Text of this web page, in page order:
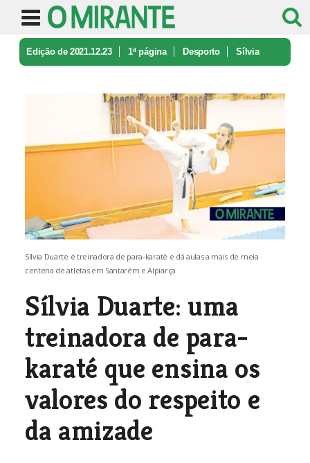
Edição de 2021.12.23 1ª página Desporto Sílvia
Sílvia Duarte é treinadora de para-karaté e dá aulas a mais de meia
centena de atletas em Santarém e Alpiarça
Sílvia Duarte: uma
treinadora de para-
karaté que ensina os
valores do respeito e
da amizade